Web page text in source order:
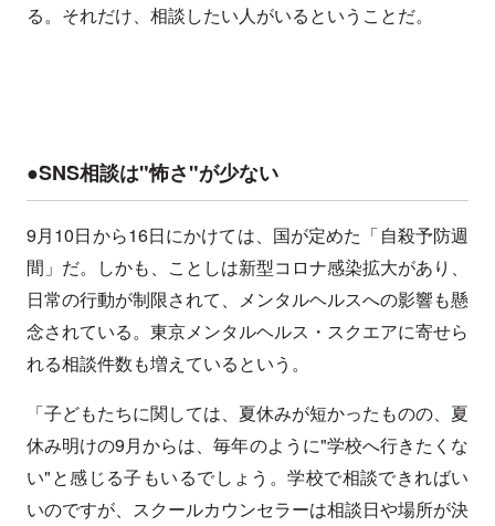
る。それだけ、相談したい人がいるということだ。
●SNS相談は"怖さ"が少ない
9月10日から16日にかけては、国が定めた「自殺予防週
間」だ。しかも、ことしは新型コロナ感染拡大があり、
日常の行動が制限されて、メンタルヘルスへの影響も懸
念されている。東京メンタルヘルス・スクエアに寄せら
れる相談件数も増えているという。
「子どもたちに関しては、夏休みが短かったものの、夏
休み明けの9月からは、毎年のように"学校へ行きたくな
い"と感じる子もいるでしょう。学校で相談できればい
いのですが、スクールカウンセラーは相談日や場所が決